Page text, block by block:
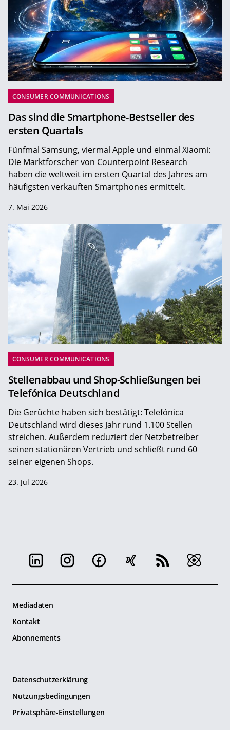
CONSUMER COMMUNICATIONS
Das sind die Smartphone-Bestseller des
ersten Quartals
Fünfmal Samsung, viermal Apple und einmal Xiaomi:
Die Marktforscher von Counterpoint Research
haben die weltweit im ersten Quartal des Jahres am
häufigsten verkauften Smartphones ermittelt.
7. Mai 2026
CONSUMER COMMUNICATIONS
Stellenabbau und Shop-Schließungen bei
Telefónica Deutschland
Die Gerüchte haben sich bestätigt: Telefónica
Deutschland wird dieses Jahr rund 1.100 Stellen
streichen. Außerdem reduziert der Netzbetreiber
seinen stationären Vertrieb und schließt rund 60
seiner eigenen Shops.
23. Jul 2026
Mediadaten
Kontakt
Abonnements
Datenschutzerklärung
Nutzungsbedingungen
Privatsphäre-Einstellungen